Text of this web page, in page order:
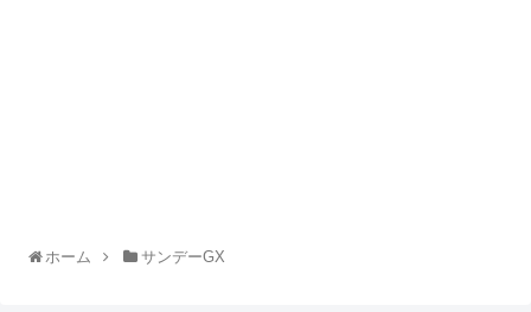
ホーム サンデーGX